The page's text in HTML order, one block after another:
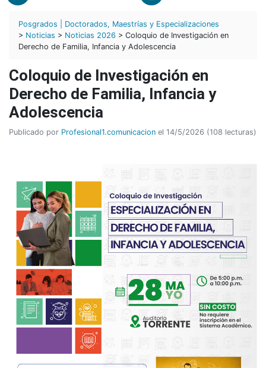
Posgrados | Doctorados, Maestrías y Especializaciones
> Noticias > Noticias 2026 > Coloquio de Investigación en
Derecho de Familia, Infancia y Adolescencia
Coloquio de Investigación en
Derecho de Familia, Infancia y
Adolescencia
Publicado por Profesional1.comunicacion el 14/5/2026 (108 lecturas)